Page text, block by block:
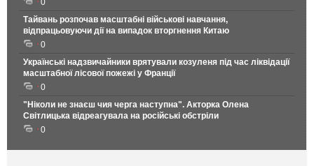
0
Тайвань розпочав масштабні військові навчання,
відпрацьовуючи дії на випадок вторгнення Китаю
0
Українські надзвичайники врятували козуленя під час ліквідації
масштабної лісової пожежі у Франції
0
"Ніколи не знаєш чия черга наступна". Акторка Олена
Світлицька відреагувала на російські обстріли
0